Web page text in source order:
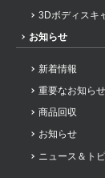
3Dボディスキ
お知らせ
新着情報
重要なお知らせ
商品回収
お知らせ
ニュース＆ト